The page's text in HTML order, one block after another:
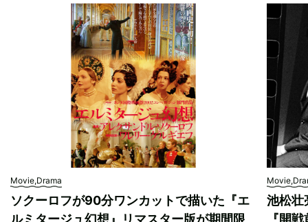
Movie,Drama
ソクーロフが90分ワンカットで描いた『エ
ルミタージュ幻想』リマスター版が期間限
池松壮
『開